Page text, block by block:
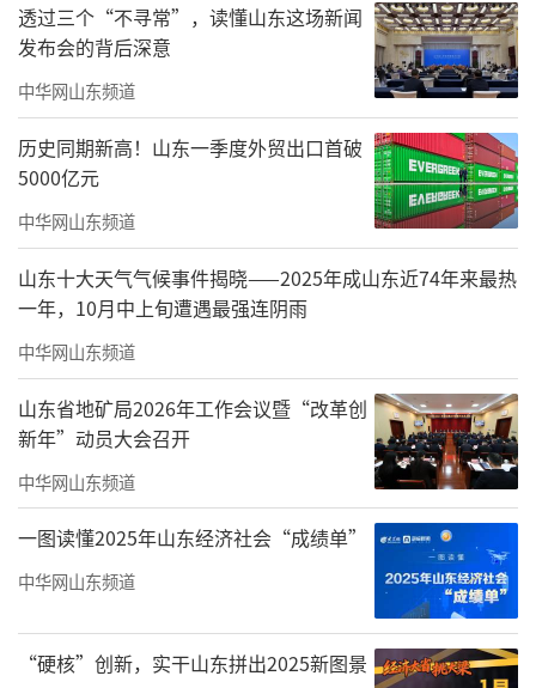
▲陶虹和徐峥为TST品牌宣发站台。图片来源/网络
网传徐峥可能退出综艺节目录制
2022年“微商女王”张庭（本名张淑琴）
的品牌“TST庭秘密”的运营主体上海达尔威贸
易有限公司（下称“达尔威公司”）被市场监
管部门认定构成组织策划传销违法行为，被没
收违法所得1927.99万元，罚款170万元，合计
罚没2100万元。湖北省襄阳市保康县市场监督
管理局对达尔威公司发出了行政处罚决定书，
处罚决定书显示，2018年1月1日至2021年7
月，相关公司在涉及传销的主营业务上营收共9
1.71亿元。
张庭涉嫌传销，她的好朋友、著名演员陶
虹以及她的丈夫徐峥也深陷舆论漩涡。早在去
年，就有报道称陶虹和徐峥夫妻深度介入TST宣
透过三个“不寻常”，读懂山东这场新闻
发布会的背后深意
中华网山东频道
历史同期新高！山东一季度外贸出口首破
5000亿元
中华网山东频道
山东十大天气气候事件揭晓——2025年成山东近74年来最热
一年，10月中上旬遭遇最强连阴雨
中华网山东频道
山东省地矿局2026年工作会议暨“改革创
新年”动员大会召开
中华网山东频道
一图读懂2025年山东经济社会“成绩单”
中华网山东频道
“硬核”创新，实干山东拼出2025新图景